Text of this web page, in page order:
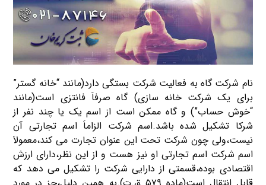
نام شرکت گاه به فعالیت شرکت بستگی دارد(مانند “خانه گستر”
برای یک شرکت خانه سازی) گاه صرفاَ فانتزی است(مانند
“خوش حساب”) و گاه ممکن است از اسم یک یا چند نفر از
شرکا تشکیل شده باشد.اسم شرکت الزاماَ اسم تجارتی آن
نیست،ولی چون شرکت تحت این عنوان تجارت می کند،معمولاَ
اسم شرکت اسم تجارتی او نیز هست و از این نظر،دارای ارزش
اقتصادی بوده،قسمتی از دارایی شرکت را تشکیل می دهد که